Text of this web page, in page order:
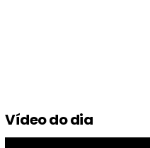
Vídeo do dia